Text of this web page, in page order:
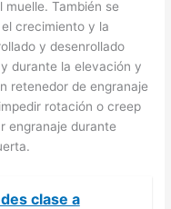
También se
crecimiento y la
y desenrollado
durante la elevación y
retenedor de engranaje
rotación o creep
engranaje durante
clase a